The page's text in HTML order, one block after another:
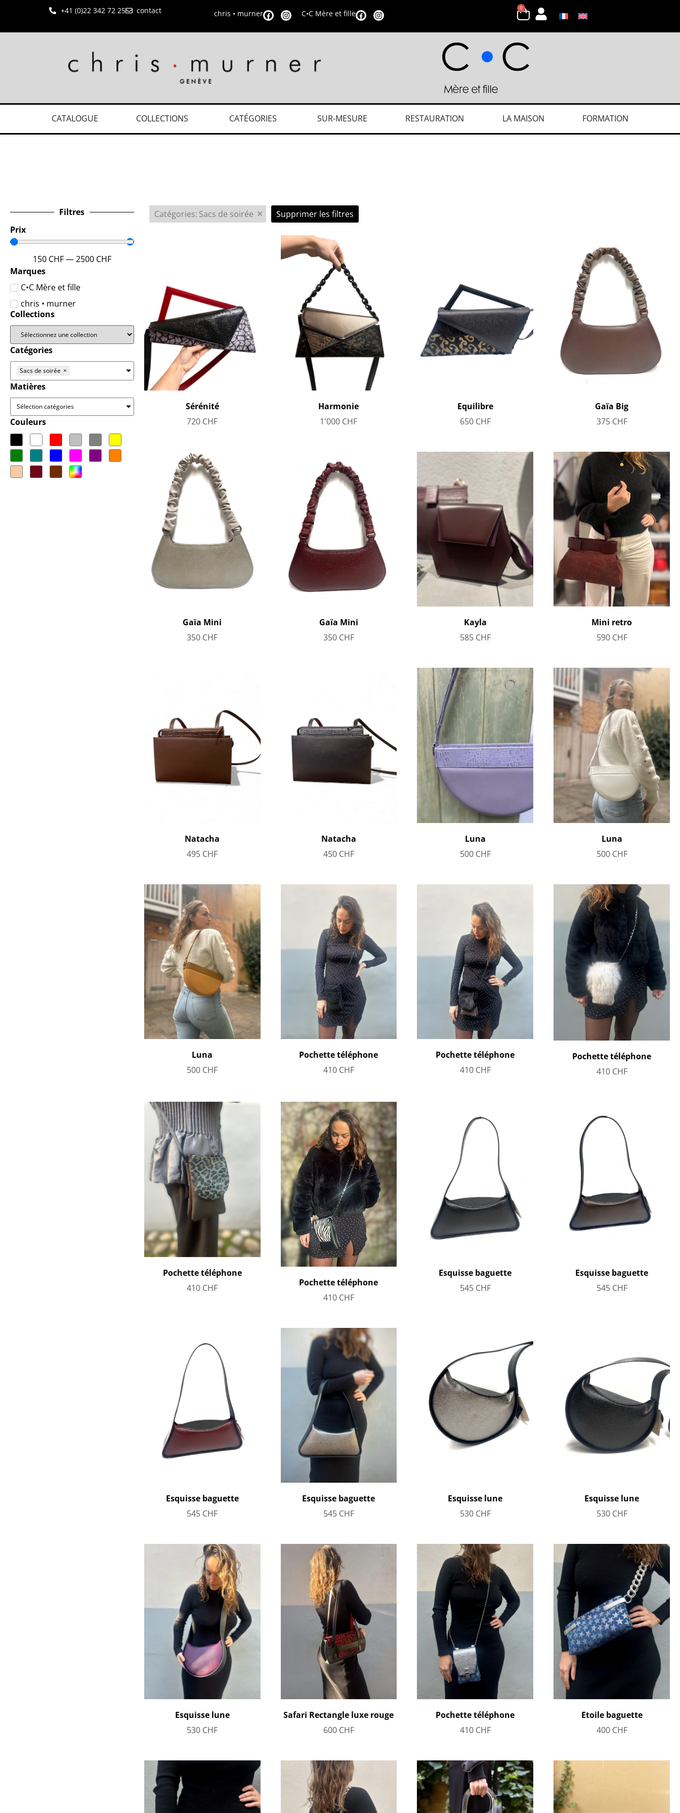
+41 (0)22 342 72 25 contact chris • murner C•C Mère et fille
0
CATALOGUE COLLECTIONS CATÉGORIES SUR-MESURE RESTAURATION LA MAISON FORMATION
Filtres
Prix
150 CHF—2500 CHF
Marques
C•C Mère et fille
chris • murner
Collections
Catégories
Sacs de soirée ×
Matières
Sélection catégories
Couleurs
Catégories: Sacs de soirée × Supprimer les filtres
Sérénité
720 CHF
Harmonie
1'000 CHF
Equilibre
650 CHF
Gaïa Big
375 CHF
Gaïa Mini
350 CHF
Gaïa Mini
350 CHF
Kayla
585 CHF
Mini retro
590 CHF
Natacha
495 CHF
Natacha
450 CHF
Luna
500 CHF
Luna
500 CHF
Luna
500 CHF
Pochette téléphone
410 CHF
Pochette téléphone
410 CHF
Pochette téléphone
410 CHF
Pochette téléphone
410 CHF
Pochette téléphone
410 CHF
Esquisse baguette
545 CHF
Esquisse baguette
545 CHF
Esquisse baguette
545 CHF
Esquisse baguette
545 CHF
Esquisse lune
530 CHF
Esquisse lune
530 CHF
Esquisse lune
530 CHF
Safari Rectangle luxe rouge
600 CHF
Pochette téléphone
410 CHF
Etoile baguette
400 CHF